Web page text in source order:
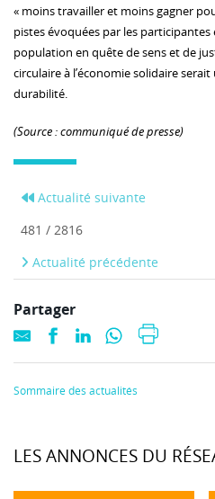
« moins travailler et moins gagner
pistes évoquées par les
population en quête de sens et de
circulaire à l’économie solidaire
durabilité.
(Source : communiqué de presse)
Actualité suivante
481 / 2816
Actualité précédente
Partager
Sommaire des actualités
LES ANNONCES DU